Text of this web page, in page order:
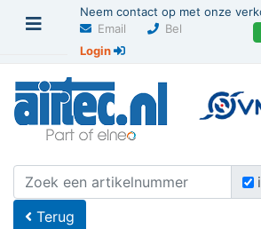
Neem contact op met onze
Email
Bel
Login
U bevindt zich hier Home
Terug